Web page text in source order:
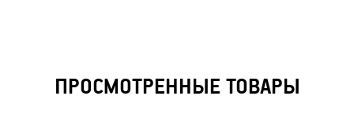
ПРОСМОТРЕННЫЕ ТОВАРЫ